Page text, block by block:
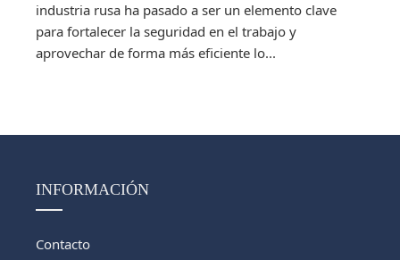
industria rusa ha pasado a ser un elemento clave
para fortalecer la seguridad en el trabajo y
aprovechar de forma más eficiente lo...
INFORMACIÓN
Contacto